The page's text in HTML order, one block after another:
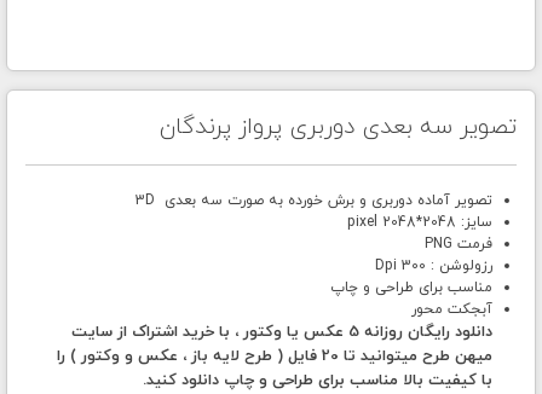
تصویر سه بعدی دوربری پرواز پرندگان
تصویر آماده دوربری و برش خورده به صورت سه بعدی 3D
سایز: 2048*2048 pixel
فرمت PNG
رزولوشن : 300 Dpi
مناسب برای طراحی و چاپ
آبجکت محور
دانلود رایگان روزانه 5 عکس یا وکتور ، با خرید اشتراک از سایت
میهن طرح میتوانید تا 20 فایل ( طرح لایه باز ، عکس و وکتور ) را
با کیفیت بالا مناسب برای طراحی و چاپ دانلود کنید.